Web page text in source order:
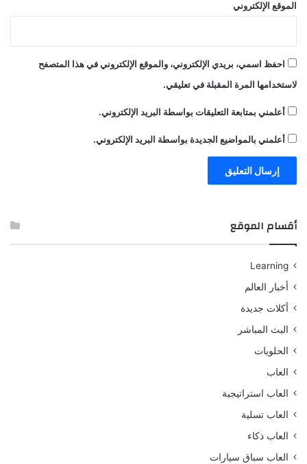
الموقع الإلكتروني
احفظ اسمي، بريدي الإلكتروني، والموقع الإلكتروني في هذا المتصفح
لاستخدامها المرة المقبلة في تعليقي.
أعلمني بمتابعة التعليقات بواسطة البريد الإلكتروني.
أعلمني بالمواضيع الجديدة بواسطة البريد الإلكتروني.
أقسام الموقع
Learning
أخبار العالم
أكلات جديدة
البث المباشر
الحلويات
العاب
العاب استراتيجية
العاب تسلية
العاب ذكاء
العاب سباق سيارات